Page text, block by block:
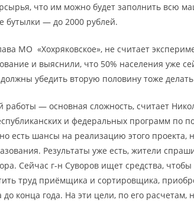
что им можно будет заполнить всю
бутылки — до 2000 рублей.
МО «Хохряковское», не считает
и выяснили, что 50% населения уже
убедить вторую половину тоже
— основная сложность, считает
и федеральных программ по
есть шансы на реализацию этого проекта,
Результаты уже есть, жители
Сейчас г-н Суворов ищет средства,
труд приёмщика и сортировщика,
до конца года. На эти цели, по его расчетам,